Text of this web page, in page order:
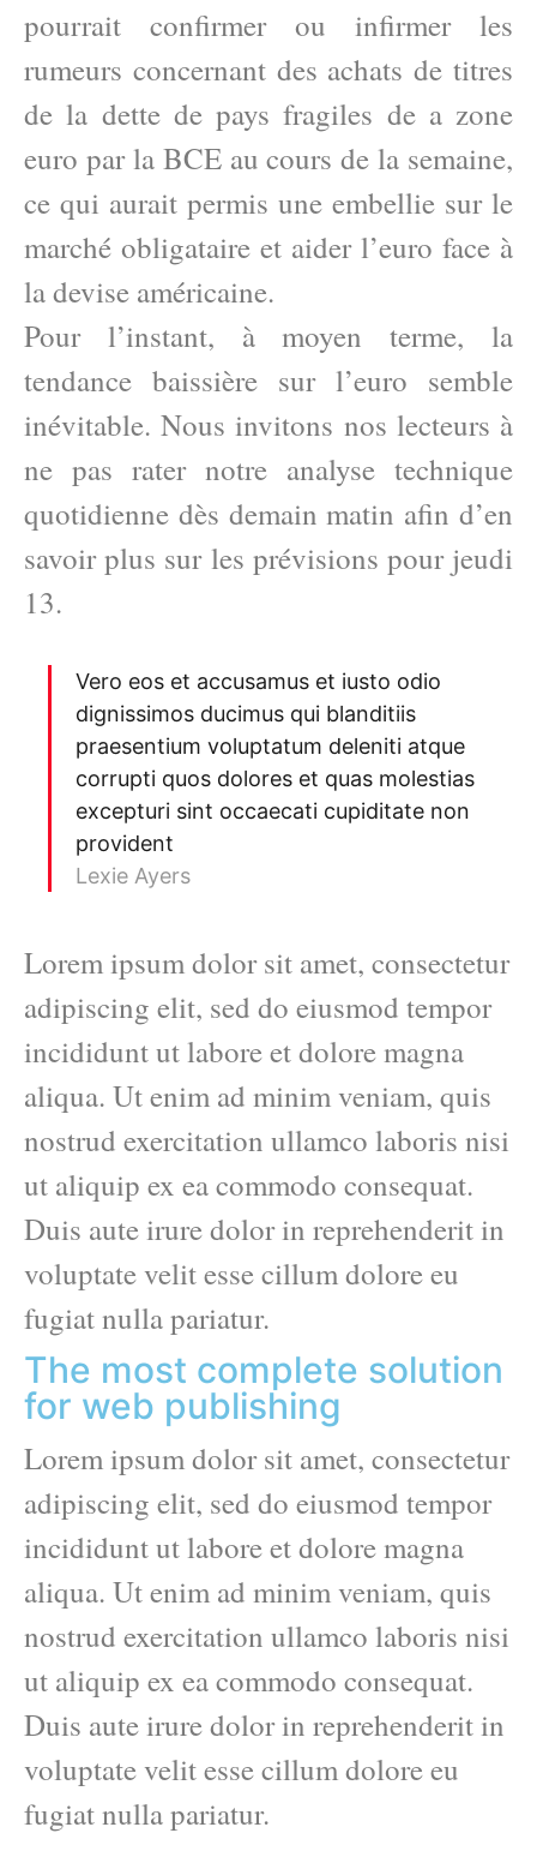
pourrait confirmer ou infirmer les
rumeurs concernant des achats de titres
de la dette de pays fragiles de a zone
euro par la BCE au cours de la semaine,
ce qui aurait permis une embellie sur le
marché obligataire et aider l’euro face à
la devise américaine.
Pour l’instant, à moyen terme, la
tendance baissière sur l’euro semble
inévitable. Nous invitons nos lecteurs à
ne pas rater notre analyse technique
quotidienne dès demain matin afin d’en
savoir plus sur les prévisions pour jeudi
13.
Vero eos et accusamus et iusto odio
dignissimos ducimus qui blanditiis
praesentium voluptatum deleniti atque
corrupti quos dolores et quas molestias
excepturi sint occaecati cupiditate non
provident
Lexie Ayers
Lorem ipsum dolor sit amet, consectetur
adipiscing elit, sed do eiusmod tempor
incididunt ut labore et dolore magna
aliqua. Ut enim ad minim veniam, quis
nostrud exercitation ullamco laboris nisi
ut aliquip ex ea commodo consequat.
Duis aute irure dolor in reprehenderit in
voluptate velit esse cillum dolore eu
fugiat nulla pariatur.
The most complete solution
for web publishing
Lorem ipsum dolor sit amet, consectetur
adipiscing elit, sed do eiusmod tempor
incididunt ut labore et dolore magna
aliqua. Ut enim ad minim veniam, quis
nostrud exercitation ullamco laboris nisi
ut aliquip ex ea commodo consequat.
Duis aute irure dolor in reprehenderit in
voluptate velit esse cillum dolore eu
fugiat nulla pariatur.